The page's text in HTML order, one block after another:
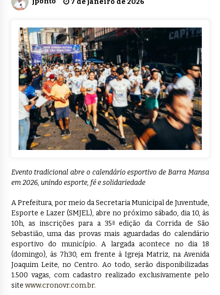
7 de janeiro de 2026
Evento tradicional abre o calendário esportivo de Barra Mansa
em 2026, unindo esporte, fé e solidariedade
A Prefeitura, por meio da Secretaria Municipal de Juventude,
Esporte e Lazer (SMJEL), abre no próximo sábado, dia 10, às
10h, as inscrições para a 35ª edição da Corrida de São
Sebastião, uma das provas mais aguardadas do calendário
esportivo do município. A largada acontece no dia 18
(domingo), às 7h30, em frente à Igreja Matriz, na Avenida
Joaquim Leite, no Centro. Ao todo, serão disponibilizadas
1.500 vagas, com cadastro realizado exclusivamente pelo
site www.cronovr.com.br.